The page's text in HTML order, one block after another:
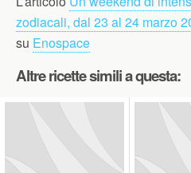
zodiacali, dal 23 al 24 marzo
su Enospace
Altre ricette simili a questa: